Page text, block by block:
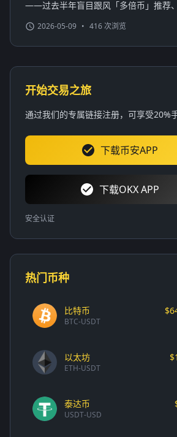
——过去半年盲目跟风「多倍币」推荐
2026-05-09 • 416 次浏览
开始交易之旅
通过我们的专属链接注册，可享受20%
下载币安APP
下载OKX APP
安全认证
热门币种
比特币
BTC-USDT
以太坊
ETH-USDT
泰达币
USDT-USD